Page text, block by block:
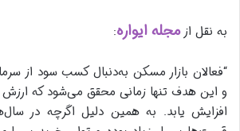
به نقل ازمجله ایواره:
“فعالان بازار مسکن به‌دنبال کسب سود از
و این هدف تنها زمانی محقق می‌شود که
افزایش یابد. به همین دلیل اگرچه در